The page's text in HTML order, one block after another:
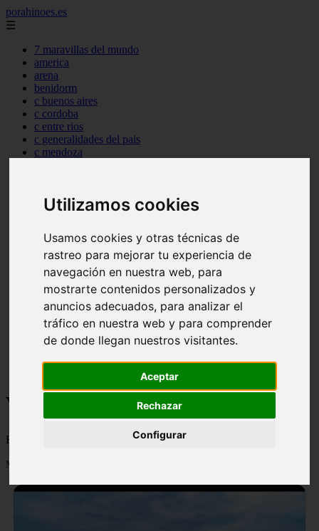
Utilizamos cookies
Usamos cookies y otras técnicas de
rastreo para mejorar tu experiencia de
navegación en nuestra web, para
mostrarte contenidos personalizados y
anuncios adecuados, para analizar el
tráfico en nuestra web y para comprender
de donde llegan nuestros visitantes.
Aceptar
Rechazar
Configurar
porahinoes.es
☰
7 maravillas del mundo
america
arena
benidorm
c buenos aires
c cordoba
c entre rios
c generalidades del pais
c mendoza
c santa fe
c zona austral
carmen
category
destinos
gijon
lanzarote
live
monumentos
naturaleza
Viajes y turismo
Blog sobre viajes y turismo, nacional e internacional, caro y barato
Mostrando 1 - 24 de 502 artículos